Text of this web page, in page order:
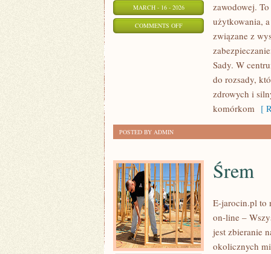
MARCH - 16 - 2026
COMMENTS OFFON
EKOLOGICZNA
zawodowej.
użytkowania,
związane z
Sady. W
do rozsady,
zdrowych i
komórkom [
POSTED BY ADMIN
Śrem
E-jarocin.pl to
on-line –
jest zbieranie
okolicznych